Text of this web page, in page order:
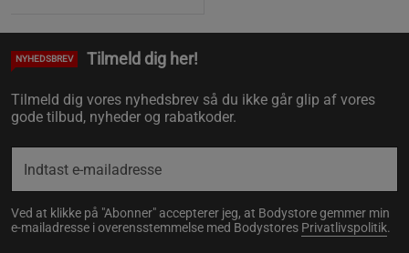
NYHEDSBREV Tilmeld dig her!
Tilmeld dig vores nyhedsbrev så du ikke går glip af vores
gode tilbud, nyheder og rabatkoder.
Ved at klikke på "Abonner" accepterer jeg, at Bodystore gemmer min
e-mailadresse i overensstemmelse med Bodystores Privatlivspolitik.